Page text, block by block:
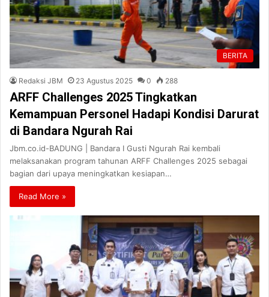
BERITA
Redaksi JBM 23 Agustus 2025 0 288
ARFF Challenges 2025 Tingkatkan
Kemampuan Personel Hadapi Kondisi Darurat
di Bandara Ngurah Rai
Jbm.co.id-BADUNG | Bandara I Gusti Ngurah Rai kembali
melaksanakan program tahunan ARFF Challenges 2025 sebagai
bagian dari upaya meningkatkan kesiapan…
Read More »